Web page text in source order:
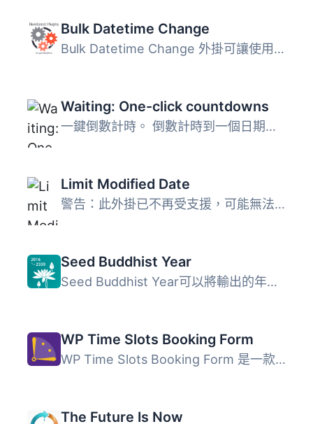
Bulk Datetime Change
Bulk Datetime Change 外掛可讓使用者批量更改文章、頁面及媒...
Waiting: One-click countdowns
一鍵倒數計時。 倒數計時到一個日期或特定持續時間（例如從頁...
Limit Modified Date
警告：此外掛已不再受支援，可能無法與古騰堡區塊編輯器兼容...
Seed Buddhist Year
Seed Buddhist Year可以將輸出的年份改為佛曆或佛教紀元（BE...
WP Time Slots Booking Form
WP Time Slots Booking Form 是一款強大的預約日曆解決方案，...
The Future Is Now